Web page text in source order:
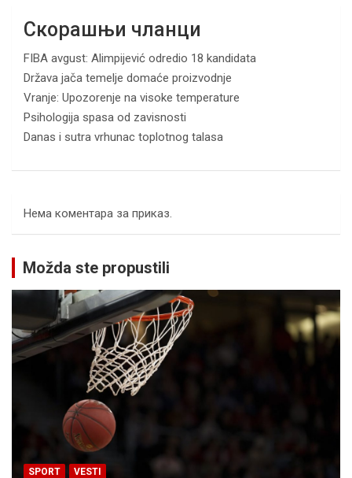
Скорашњи чланци
FIBA avgust: Alimpijević odredio 18 kandidata
Država jača temelje domaće proizvodnje
Vranje: Upozorenje na visoke temperature
Psihologija spasa od zavisnosti
Danas i sutra vrhunac toplotnog talasa
Нема коментара за приказ.
Možda ste propustili
SPORT VESTI